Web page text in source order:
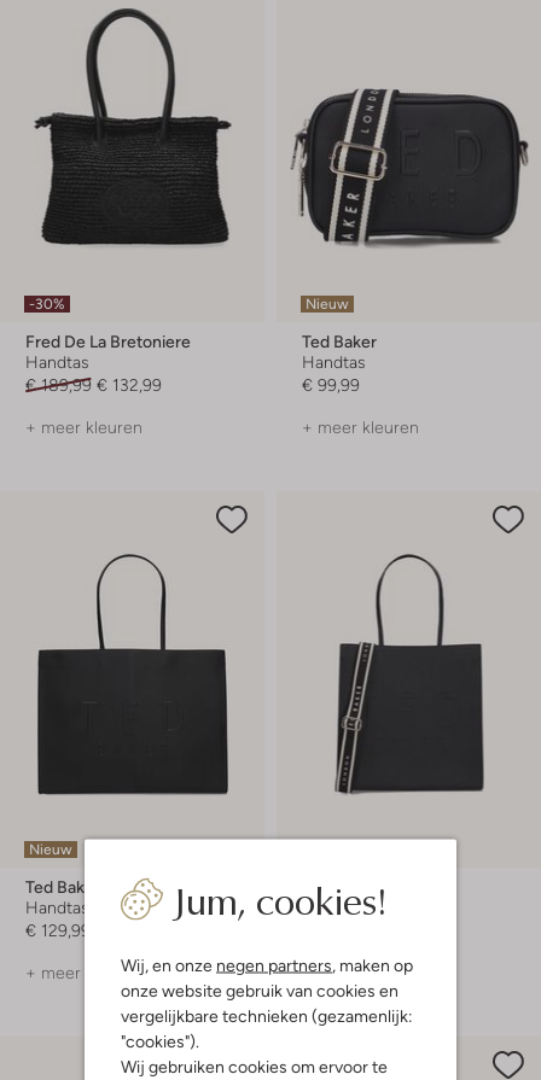
Jum, cookies!
Wij, en onze negen partners , maken op
onze website gebruik van cookies en
vergelijkbare technieken (gezamenlijk:
"cookies").
Wij gebruiken cookies om ervoor te
-30%
Fred De La Bretoniere
Handtas
€ 189,99 € 132,99
+ meer kleuren
Nieuw
Ted Baker
Handtas
€ 99,99
+ meer kleuren
Nieuw
Ted Baker
Handtas
€ 129,99
+ meer kleuren
Ted Baker
Handtas
+ meer kleuren